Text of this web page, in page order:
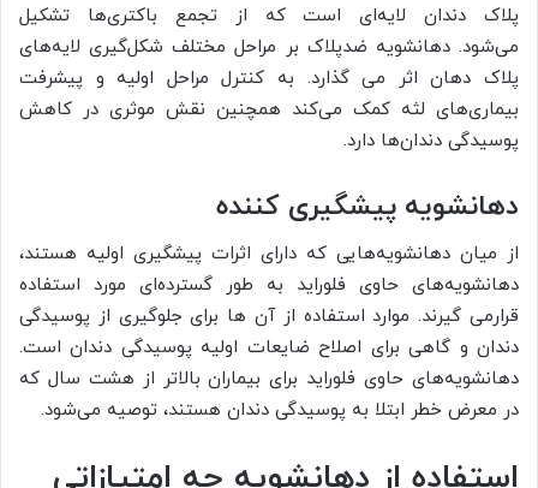
پلاک دندان لایه‌ای است که از تجمع باکتری‌ها تشکیل
می‌شود. دهانشویه ضدپلاک بر مراحل مختلف شکل‌گیری لایه‌های
پلاک دهان اثر می گذارد. به کنترل مراحل اولیه و پیشرفت
بیماری‌های لثه کمک می‌کند همچنین نقش موثری در کاهش
پوسیدگی دندان‌ها دارد.
دهانشویه پیشگیری کننده
از میان دهانشویه‌هایی که دارای اثرات پیشگیری اولیه هستند،
دهانشویه‌های حاوی فلوراید به طور گسترده‌ای مورد استفاده
قرارمی گیرند. موارد استفاده از آن ها برای جلوگیری از پوسیدگی
دندان و گاهی برای اصلاح ضایعات اولیه پوسیدگی دندان است.
دهانشویه‌های حاوی فلوراید برای بیماران بالاتر از هشت سال که
در معرض خطر ابتلا به پوسیدگی دندان هستند، توصیه می‌شود.
استفاده از دهانشویه چه امتیازاتی